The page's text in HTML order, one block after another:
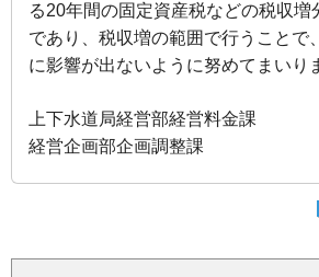
る20年間の固定資産税などの税収増
であり、税収増の範囲で行うことで
に影響が出ないように努めてまいり
上下水道局経営部経営料金課
経営企画部企画調整課